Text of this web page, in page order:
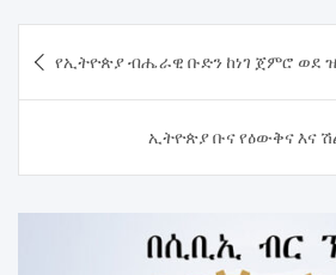
navigation
የኢትዮጵያ ብሔራዊ ቡድን ከነገ ጀምሮ ወደ
ኢትዮጵያ ቡና የዕውቅና እና